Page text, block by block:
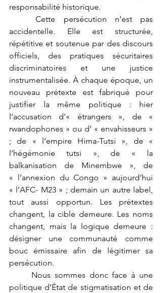
responsabilité historique.
	Cette persécution n’est pas
accidentelle. Elle est structurée,
répétitive et soutenue par des discours
officiels, des pratiques sécuritaires
discriminatoires et une justice
instrumentalisée. À chaque époque, un
nouveau prétexte est fabriqué pour
justifier la même politique : hier
l’accusation d’« étrangers », de «
rwandophones » ou d’ « envahisseurs »
; de « l’empire Hima-Tutsi », de «
l’hégémonie tutsi », de « la
balkanisation de Minembwe », de
« l’annexion du Congo » aujourd’hui
« l’AFC- M23 » ; demain un autre label,
tout aussi opportun. Les prétextes
changent, la cible demeure. Les noms
changent, mais la logique demeure :
désigner une communauté comme
bouc émissaire afin de légitimer sa
persécution.
politique d’État de stigmatisation et de